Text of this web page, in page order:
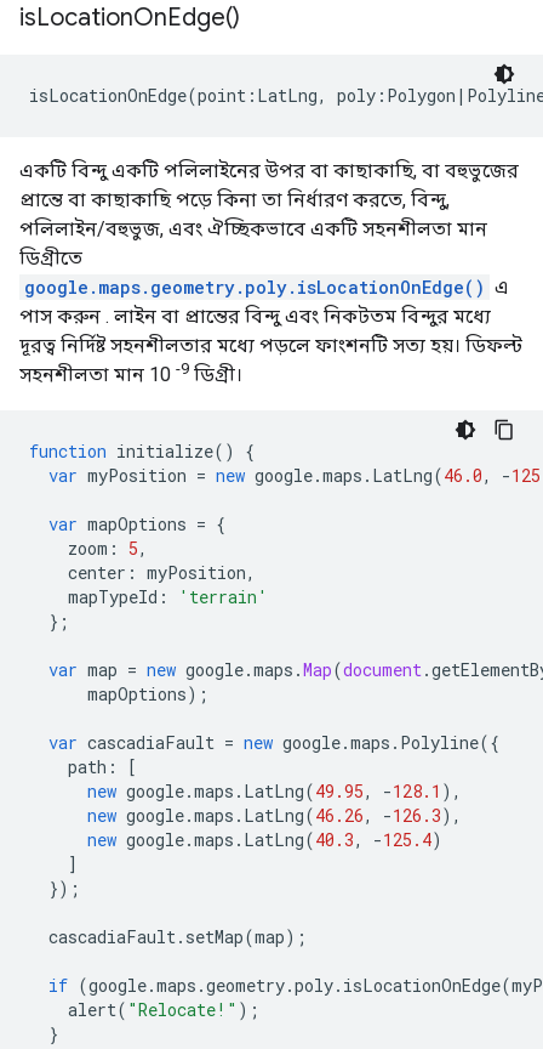
isLocationOnEdge()
isLocationOnEdge(point:LatLng,
একটি বিন্দু একটি পলিলাইনের উপর বা কাছাকাছি, বা বহুভুজের
প্রান্তে বা কাছাকাছি পড়ে কিনা তা নির্ধারণ করতে, বিন্দু,
পলিলাইন/বহুভুজ, এবং ঐচ্ছিকভাবে একটি সহনশীলতা মান
ডিগ্রীতে
google.maps.geometry.poly.isLocationOnEdge() এ
পাস করুন . লাইন বা প্রান্তের বিন্দু এবং নিকটতম বিন্দুর মধ্যে
দূরত্ব নির্দিষ্ট সহনশীলতার মধ্যে পড়লে ফাংশনটি সত্য হয়। ডিফল্ট
সহনশীলতা মান 10 -9 ডিগ্রী।
function initialize()
{
var myPosition = new google.maps . LatLng(46.0, -
var mapOptions = {
zoom : 5,
center : myPosition,
mapTypeId :
'terrain'
};
var map = new google.maps .Map(document .
mapOptions);
var cascadiaFault = new google.maps . Polyline({
path :
[
new google.maps . LatLng(49.95, -128.1 ),
new google.maps . LatLng(46.26, -126.3),
new google.maps . LatLng(40.3, -125.4)
]
});
cascadiaFault . setMap(map);
if (google.maps .geometry.poly. isLocationOnEdge(
alert( "Relocate!" );
}